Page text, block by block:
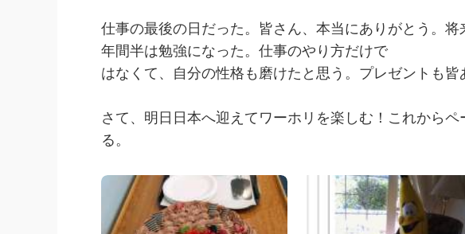
仕事の最後の日だった。皆さん、本当にありがとう。
年間半は勉強になった。仕事のやり方だけで
はなくて、自分の性格も磨けたと思う。プレゼントも皆
さて、明日日本へ迎えてワーホリを楽しむ！これから
る。